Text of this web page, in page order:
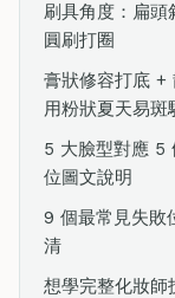
刷具角度：扁
圓刷打圈
膏狀修容打底 +
用粉狀夏天易斑
5 大臉型對應 5
位圖文說明
9 個最常見失敗
清
想學完整化妝